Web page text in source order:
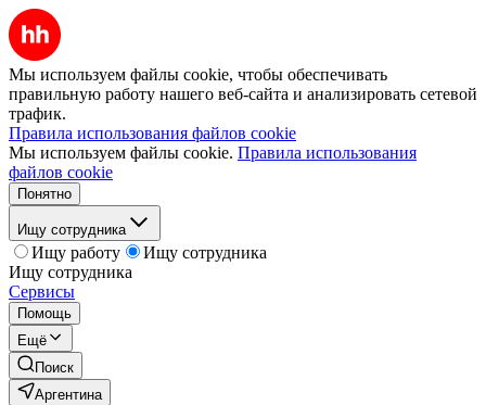
Мы используем файлы cookie, чтобы обеспечивать
правильную работу нашего веб-сайта и анализировать сетевой
трафик.
Правила использования файлов cookie
Мы используем файлы cookie. Правила использования
файлов cookie
Понятно
Ищу сотрудника
Ищу работу
Ищу сотрудника
Ищу сотрудника
Сервисы
Помощь
Ещё
Поиск
Аргентина